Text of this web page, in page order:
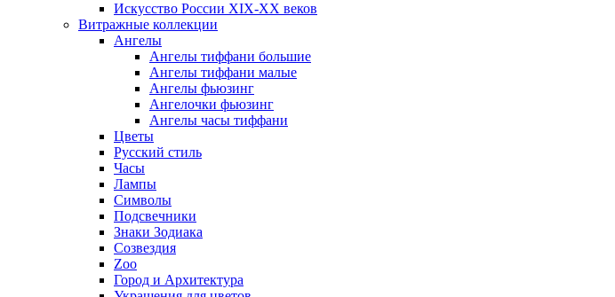
Искусство России XIX-XX веков
Витражные коллекции
Ангелы
Ангелы тиффани большие
Ангелы тиффани малые
Ангелы фьюзинг
Ангелочки фьюзинг
Ангелы часы тиффани
Цветы
Русский стиль
Часы
Лампы
Символы
Подсвечники
Знаки Зодиака
Созвездия
Zoo
Город и Архитектура